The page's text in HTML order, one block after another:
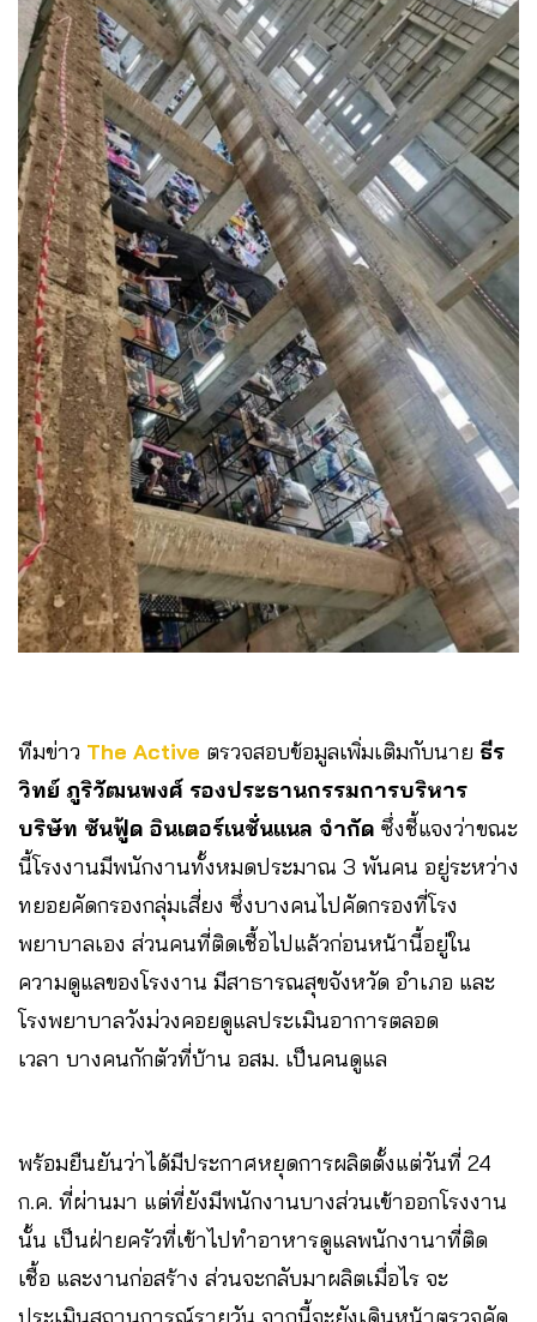
ทีมข่าว The Active ตรวจสอบข้อมูลเพิ่มเติมกับนาย ธีร
วิทย์ ภูริวัฒนพงศ์ รองประธานกรรมการบริหาร
บริษัท ซันฟู้ด อินเตอร์เนชั่นแนล จำกัด ซึ่งชี้แจงว่าขณะ
นี้โรงงานมีพนักงานทั้งหมดประมาณ 3 พันคน อยู่ระหว่าง
ทยอยคัดกรองกลุ่มเสี่ยง ซึ่งบางคนไปคัดกรองที่โรง
พยาบาลเอง ส่วนคนที่ติดเชื้อไปแล้วก่อนหน้านี้อยู่ใน
ความดูแลของโรงงาน มีสาธารณสุขจังหวัด อำเภอ และ
โรงพยาบาลวังม่วงคอยดูแลประเมินอาการตลอด
เวลา บางคนกักตัวที่บ้าน อสม. เป็นคนดูแล
พร้อมยืนยันว่าได้มีประกาศหยุดการผลิตตั้งแต่วันที่ 24
ก.ค. ที่ผ่านมา แต่ที่ยังมีพนักงานบางส่วนเข้าออกโรงงาน
นั้น เป็นฝ่ายครัวที่เข้าไปทำอาหารดูแลพนักงานาที่ติด
เชื้อ และงานก่อสร้าง ส่วนจะกลับมาผลิตเมื่อไร จะ
ประเมินสถานการณ์รายวัน จากนี้จะยังเดินหน้าตรวจคัด